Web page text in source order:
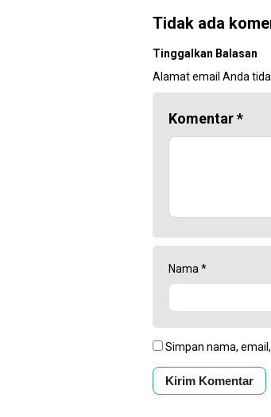
Tidak ada
Tinggalkan Balasan
Alamat email Anda
Komentar*
Nama*
Simpan nama,